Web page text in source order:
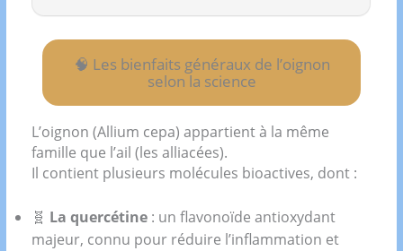
🧠 Les bienfaits généraux de l’oignon
selon la science
L’oignon (Allium cepa) appartient à la même
famille que l’ail (les alliacées).
Il contient plusieurs molécules bioactives, dont :
🧬 La quercétine : un flavonoïde antioxydant
majeur, connu pour réduire l’inflammation et